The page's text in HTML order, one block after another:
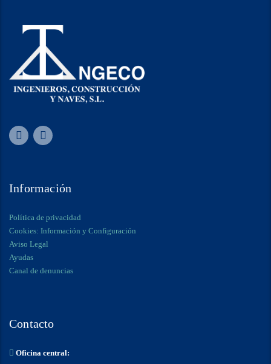
Información
Política de privacidad
Cookies: Información y Configuración
Aviso Legal
Ayudas
Canal de denuncias
Contacto
Oficina central: